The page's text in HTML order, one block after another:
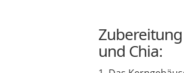
und Chia: